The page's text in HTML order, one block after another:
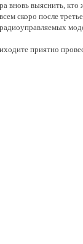
вновь выяснить,
скоро после
приятно